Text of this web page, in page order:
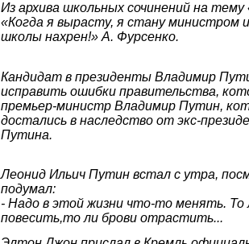
Из архива школьных сочинений на
«Когда я вырасту, я стану министром
школы нахрен!» А. Фурсенко.
Кандидат в президенты Владимир
исправить ошибки правительства,
премьер-министр Владимир Путин,
достались в наследство от экс-
Путина.
Леонид Ильич Путин встал с утра,
подумал:
- Надо в этой жизни что-то менять. То
повесить,то ли брови отрастить...